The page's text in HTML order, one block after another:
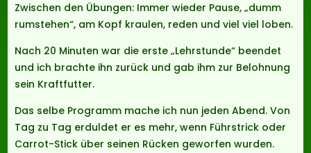
Zwischen den Übungen: Immer wieder Pause, „dumm
rumstehen“, am Kopf kraulen, reden und viel viel loben.
Nach 20 Minuten war die erste „Lehrstunde“ beendet
und ich brachte ihn zurück und gab ihm zur Belohnung
sein Kraftfutter.
Das selbe Programm mache ich nun jeden Abend. Von
Tag zu Tag erduldet er es mehr, wenn Führstrick oder
Carrot-Stick über seinen Rücken geworfen wurden.